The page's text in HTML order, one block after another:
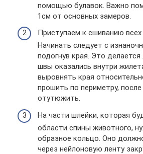
помощью булавок. Важно
1см от основных замеров.
Приступаем к сшиванию
Начинать следует с
подогнув края. Это
швы оказались внутри
выровнять края
прошить по периметру, после
отутюжить.
На части шлейки, которая
области спины животного,
образное кольцо. Оно
через нейлоновую ленту